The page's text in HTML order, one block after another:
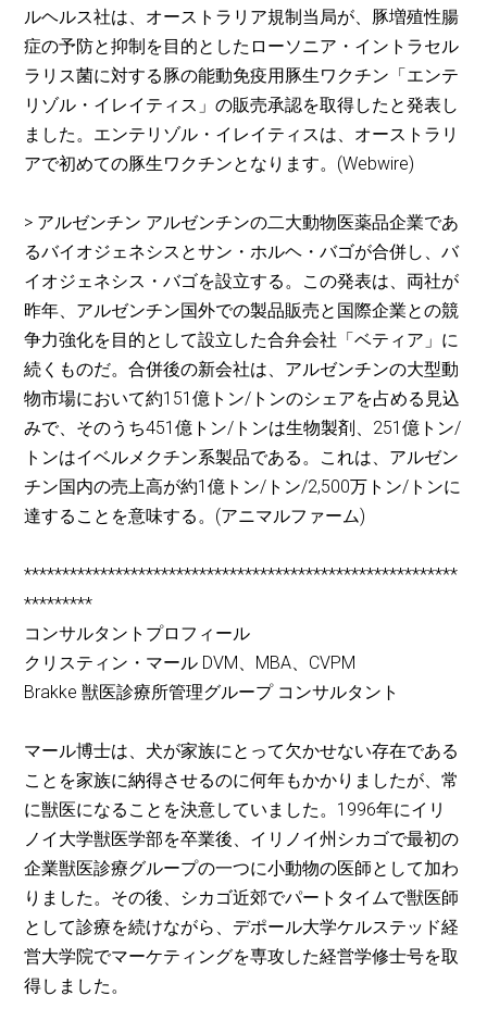
ルヘルス社は、オーストラリア規制当局が、豚増殖性腸
症の予防と抑制を目的としたローソニア・イントラセル
ラリス菌に対する豚の能動免疫用豚生ワクチン「エンテ
リゾル・イレイティス」の販売承認を取得したと発表し
ました。エンテリゾル・イレイティスは、オーストラリ
アで初めての豚生ワクチンとなります。(Webwire)
> アルゼンチン アルゼンチンの二大動物医薬品企業であ
るバイオジェネシスとサン・ホルヘ・バゴが合併し、バ
イオジェネシス・バゴを設立する。この発表は、両社が
昨年、アルゼンチン国外での製品販売と国際企業との競
争力強化を目的として設立した合弁会社「ベティア」に
続くものだ。合併後の新会社は、アルゼンチンの大型動
物市場において約151億トン/トンのシェアを占める見込
みで、そのうち451億トン/トンは生物製剤、251億トン/
トンはイベルメクチン系製品である。これは、アルゼン
チン国内の売上高が約1億トン/トン/2,500万トン/トンに
達することを意味する。(アニマルファーム)
*********************************************************
*********
コンサルタントプロフィール
クリスティン・マール DVM、MBA、CVPM
Brakke 獣医診療所管理グループ コンサルタント
マール博士は、犬が家族にとって欠かせない存在である
ことを家族に納得させるのに何年もかかりましたが、常
に獣医になることを決意していました。1996年にイリ
ノイ大学獣医学部を卒業後、イリノイ州シカゴで最初の
企業獣医診療グループの一つに小動物の医師として加わ
りました。その後、シカゴ近郊でパートタイムで獣医師
として診療を続けながら、デポール大学ケルステッド経
営大学院でマーケティングを専攻した経営学修士号を取
得しました。